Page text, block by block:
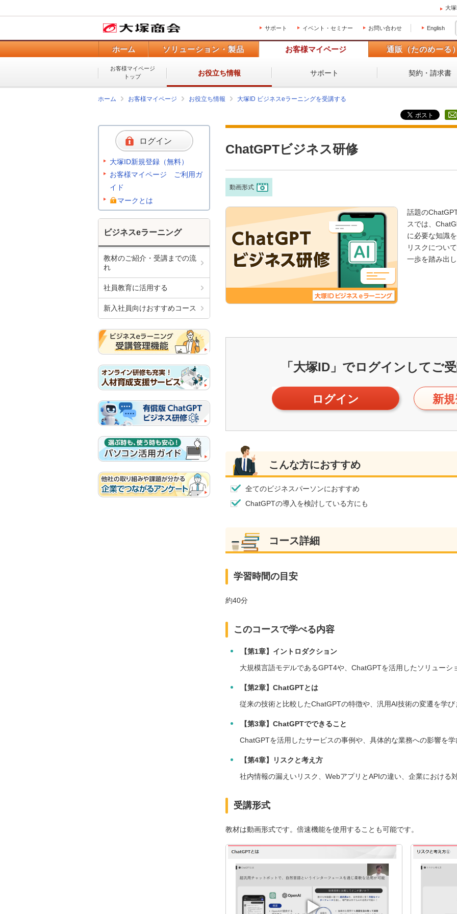
大
サポート イベント・セミナー お問い合わせ English
ホーム ソリューション・製品 お客様マイページ 通販（たのめーる）
お客様マイページ
トップ
お役立ち情報 サポート 契約・請求書
ホーム お客様マイページ お役立ち情報 大塚ID ビジネスeラーニングを受講する
ChatGPTビジネス研修
動画形式
話題の
スでは、
に必要な知識
リスクについ
一歩を踏み出し
「大塚ID」でログインしてご受
ログイン 新規
こんな方におすすめ
全てのビジネスパーソンにおすすめ
ChatGPTの導入を検討している方にも
コース詳細
学習時間の目安
約40分
このコースで学べる内容
【第1章】イントロダクション
大規模言語モデルであるGPT4や、ChatGPTを活用したソリューシ
【第2章】ChatGPTとは
従来の技術と比較したChatGPTの特徴や、汎用AI技術の変遷を学び
【第3章】ChatGPTでできること
ChatGPTを活用したサービスの事例や、具体的な業務への影響を学
【第4章】リスクと考え方
社内情報の漏えいリスク、WebアプリとAPIの違い、企業における
受講形式
教材は動画形式です。倍速機能を使用することも可能です。
ログイン
大塚ID新規登録（無料）
お客様マイページ ご利用ガ
イド
マークとは
ビジネスeラーニング
教材のご紹介・受講までの流
れ
社員教育に活用する
新入社員向けおすすめコース